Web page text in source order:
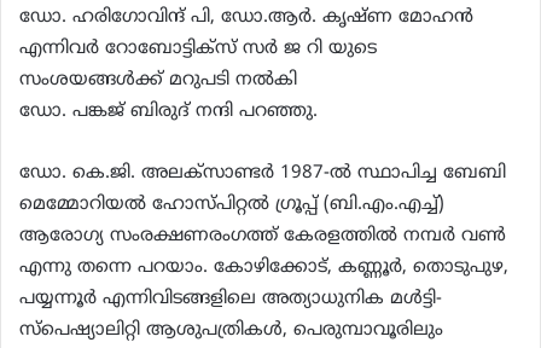
ഡോ. ഹരിഗോവിന്ദ് പി, ഡോ.ആർ. കൃഷ്ണ മോഹൻ
എന്നിവർ റോബോട്ടിക്സ് സർ ജ റി യുടെ
സംശയങ്ങൾക്ക് മറുപടി നൽകി
ഡോ. പങ്കജ് ബിരുദ് നന്ദി പറഞ്ഞു.
ഡോ. കെ.ജി. അലക്സാണ്ടർ 1987-ൽ സ്ഥാപിച്ച ബേബി
മെമ്മോറിയൽ ഹോസ്പിറ്റൽ ഗ്രൂപ്പ് (ബി.എം.എച്ച്)
ആരോഗ്യ സംരക്ഷണരംഗത്ത് കേരളത്തിൽ നമ്പർ വൺ
എന്നു തന്നെ പറയാം. കോഴിക്കോട്, കണ്ണൂർ, തൊടുപുഴ,
പയ്യന്നൂർ എന്നിവിടങ്ങളിലെ അത്യാധുനിക മൾട്ടി-
സ്പെഷ്യാലിറ്റി ആശുപത്രികൾ, പെരുമ്പാവൂരിലും